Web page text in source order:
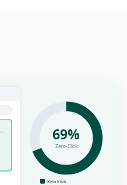
69%
Zero-Click
Kein Klick